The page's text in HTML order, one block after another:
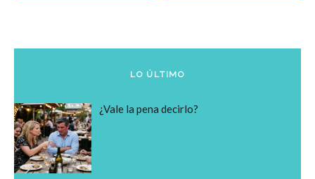
LO ÚLTIMO
¿Vale la pena decirlo?